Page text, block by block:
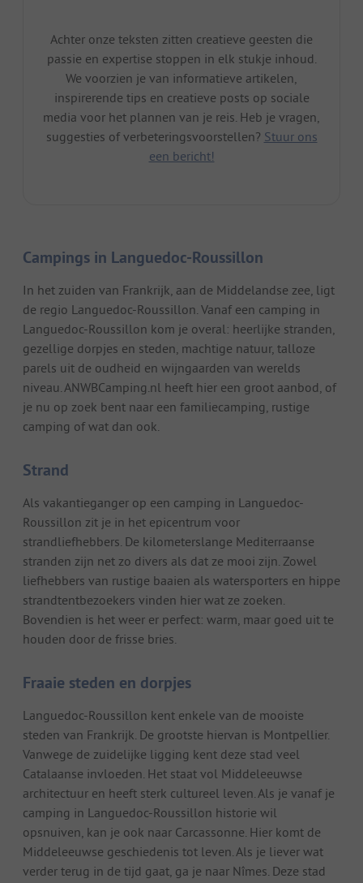
Achter onze teksten zitten creatieve geesten die
passie en expertise stoppen in elk stukje inhoud.
We voorzien je van informatieve artikelen,
inspirerende tips en creatieve posts op sociale
media voor het plannen van je reis. Heb je vragen,
suggesties of verbeteringsvoorstellen? Stuur ons
een bericht!
Campings in Languedoc-Roussillon
In het zuiden van Frankrijk, aan de Middelandse zee, ligt
de regio Languedoc-Roussillon. Vanaf een camping in
Languedoc-Roussillon kom je overal: heerlijke stranden,
gezellige dorpjes en steden, machtige natuur, talloze
parels uit de oudheid en wijngaarden van werelds
niveau. ANWBCamping.nl heeft hier een groot aanbod, of
je nu op zoek bent naar een familiecamping, rustige
camping of wat dan ook.
Strand
Als vakantieganger op een camping in Languedoc-
Roussillon zit je in het epicentrum voor
strandliefhebbers. De kilometerslange Mediterraanse
stranden zijn net zo divers als dat ze mooi zijn. Zowel
liefhebbers van rustige baaien als watersporters en hippe
strandtentbezoekers vinden hier wat ze zoeken.
Bovendien is het weer er perfect: warm, maar goed uit te
houden door de frisse bries.
Fraaie steden en dorpjes
Languedoc-Roussillon kent enkele van de mooiste
steden van Frankrijk. De grootste hiervan is Montpellier.
Vanwege de zuidelijke ligging kent deze stad veel
Catalaanse invloeden. Het staat vol Middeleeuwse
architectuur en heeft sterk cultureel leven. Als je vanaf je
camping in Languedoc-Roussillon historie wil
opsnuiven, kan je ook naar Carcassonne. Hier komt de
Middeleeuwse geschiedenis tot leven. Als je liever wat
verder terug in de tijd gaat, ga je naar Nîmes. Deze stad